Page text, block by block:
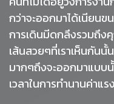
กว่าจะออกมาได้เนียนข
การเดินมีดกลึงรวมถึ
เส้นสวยๆที่เราเห็นกัน
มากๆถึงจะออกมาแบบ
เวลาในการทำนานค่าแ